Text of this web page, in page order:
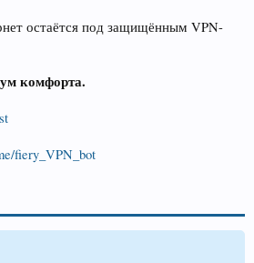
остаётся под защищённым VPN-
комфорта.
fiery_VPN_bot